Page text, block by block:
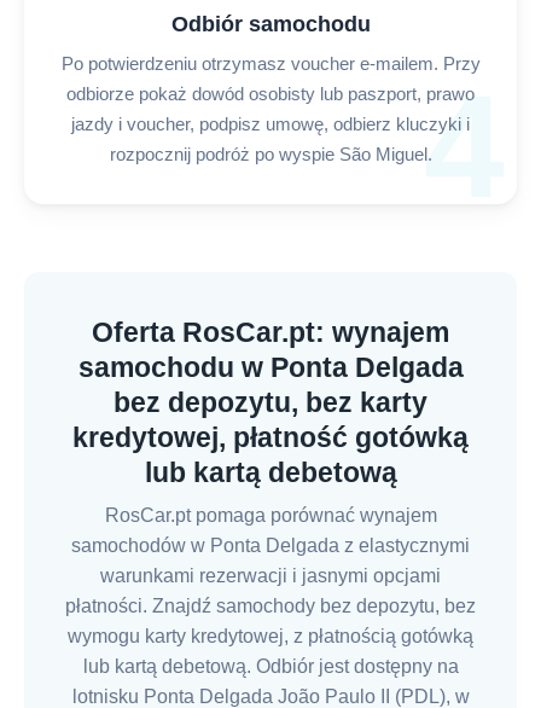
4
Odbiór samochodu
Po potwierdzeniu otrzymasz voucher e-mailem. Przy
odbiorze pokaż dowód osobisty lub paszport, prawo
jazdy i voucher, podpisz umowę, odbierz kluczyki i
rozpocznij podróż po wyspie São Miguel.
Oferta RosCar.pt: wynajem
samochodu w Ponta Delgada
bez depozytu, bez karty
kredytowej, płatność gotówką
lub kartą debetową
RosCar.pt pomaga porównać wynajem
samochodów w Ponta Delgada z elastycznymi
warunkami rezerwacji i jasnymi opcjami
płatności. Znajdź samochody bez depozytu, bez
wymogu karty kredytowej, z płatnością gotówką
lub kartą debetową. Odbiór jest dostępny na
lotnisku Ponta Delgada João Paulo II (PDL), w